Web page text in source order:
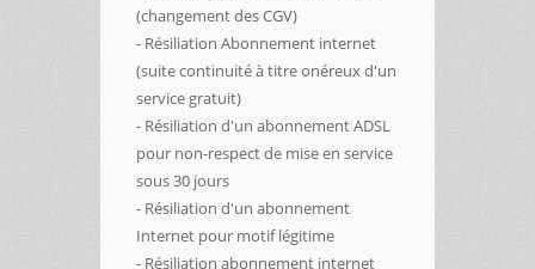
(changement des CGV)
- Résiliation Abonnement internet
(suite continuité à titre onéreux d'un
service gratuit)
- Résiliation d'un abonnement ADSL
pour non-respect de mise en service
sous 30 jours
- Résiliation d'un abonnement
Internet pour motif légitime
- Résiliation abonnement internet